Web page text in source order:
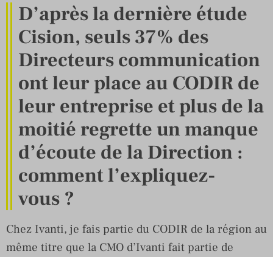
D’après la dernière étude
Cision, seuls 37% des
Directeurs communication
ont leur place au CODIR de
leur entreprise et plus de la
moitié regrette un manque
d’écoute de la Direction :
comment l’expliquez-
vous ?
Chez Ivanti, je fais partie du CODIR de la région au
même titre que la CMO d’Ivanti fait partie de